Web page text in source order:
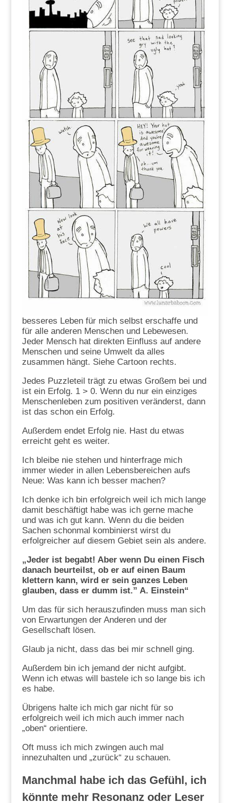
besseres Leben für mich selbst erschaffe und
für alle anderen Menschen und Lebewesen.
Jeder Mensch hat direkten Einfluss auf andere
Menschen und seine Umwelt da alles
zusammen hängt. Siehe Cartoon rechts.
Jedes Puzzleteil trägt zu etwas Großem bei und
ist ein Erfolg. 1 > 0. Wenn du nur ein einziges
Menschenleben zum positiven veränderst, dann
ist das schon ein Erfolg.
Außerdem endet Erfolg nie. Hast du etwas
erreicht geht es weiter.
Ich bleibe nie stehen und hinterfrage mich
immer wieder in allen Lebensbereichen aufs
Neue: Was kann ich besser machen?
Ich denke ich bin erfolgreich weil ich mich lange
damit beschäftigt habe was ich gerne mache
und was ich gut kann. Wenn du die beiden
Sachen schonmal kombinierst wirst du
erfolgreicher auf diesem Gebiet sein als andere.
„Jeder ist begabt! Aber wenn Du einen Fisch
danach beurteilst, ob er auf einen Baum
klettern kann, wird er sein ganzes Leben
glauben, dass er dumm ist.” A. Einstein“
Um das für sich herauszufinden muss man sich
von Erwartungen der Anderen und der
Gesellschaft lösen.
Glaub ja nicht, dass das bei mir schnell ging.
Außerdem bin ich jemand der nicht aufgibt.
Wenn ich etwas will bastele ich so lange bis ich
es habe.
Übrigens halte ich mich gar nicht für so
erfolgreich weil ich mich auch immer nach
„oben“ orientiere.
Oft muss ich mich zwingen auch mal
innezuhalten und „zurück“ zu schauen.
Manchmal habe ich das Gefühl, ich
könnte mehr Resonanz oder Leser